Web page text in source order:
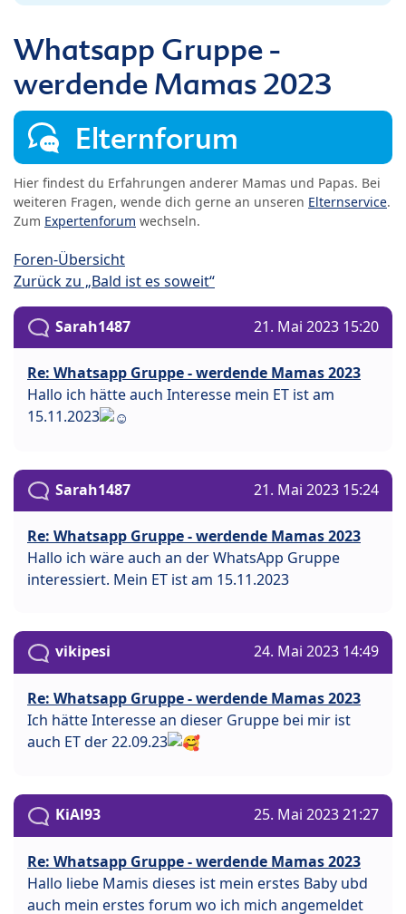
Whatsapp Gruppe -
werdende Mamas 2023
Elternforum
Hier findest du Erfahrungen anderer Mamas und Papas. Bei
weiteren Fragen, wende dich gerne an unseren Elternservice.
Zum Expertenforum wechseln.
Foren-Übersicht
Zurück zu „Bald ist es soweit“
Sarah1487 21. Mai 2023 15:20
Re: Whatsapp Gruppe - werdende Mamas 2023
Hallo ich hätte auch Interesse mein ET ist am
15.11.2023
Sarah1487 21. Mai 2023 15:24
Re: Whatsapp Gruppe - werdende Mamas 2023
Hallo ich wäre auch an der WhatsApp Gruppe
interessiert. Mein ET ist am 15.11.2023
vikipesi 24. Mai 2023 14:49
Re: Whatsapp Gruppe - werdende Mamas 2023
Ich hätte Interesse an dieser Gruppe bei mir ist
auch ET der 22.09.23
KiAl93 25. Mai 2023 21:27
Re: Whatsapp Gruppe - werdende Mamas 2023
Hallo liebe Mamis dieses ist mein erstes Baby ubd
auch mein erstes forum wo ich mich angemeldet